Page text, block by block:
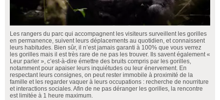
Les rangers du parc qui accompagnent les visiteurs surveillent les gorilles
en permanence, suivent leurs déplacements au quotidien, et connaissent
leurs habitudes. Bien sûr, il n’est jamais garanti à 100% que vous verrez
les gorilles mais il est très rare de ne pas les trouver. Ils savent également «
Leur parler », c’est-à-dire émettre des bruits compris par les gorilles,
notamment pour apaiser leurs inquiétudes ou leur énervement. En
respectant leurs consignes, on peut rester immobile à proximité de la
famille et les regarder vaquer à leurs occupations : recherche de nourriture
et interactions sociales. Afin de ne pas déranger les gorilles, la rencontre
est limitée à 1 heure maximum.